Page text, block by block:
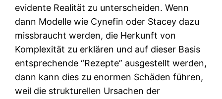
evidente Realität zu unterscheiden. Wenn
dann Modelle wie Cynefin oder Stacey dazu
missbraucht werden, die Herkunft von
Komplexität zu erklären und auf dieser Basis
entsprechende “Rezepte” ausgestellt werden,
dann kann dies zu enormen Schäden führen,
weil die strukturellen Ursachen der